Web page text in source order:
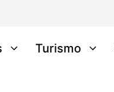
Turismo